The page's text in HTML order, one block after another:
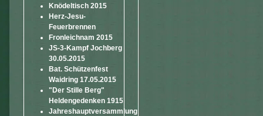
Knödeltisch 2015
Herz-Jesu-
Feuerbrennen
Fronleichnam 2015
JS-3-Kampf Jochberg
30.05.2015
Bat. Schützenfest
Waidring 17.05.2015
"Der Stille Berg"
Heldengedenken 1915
Jahreshauptversammlung